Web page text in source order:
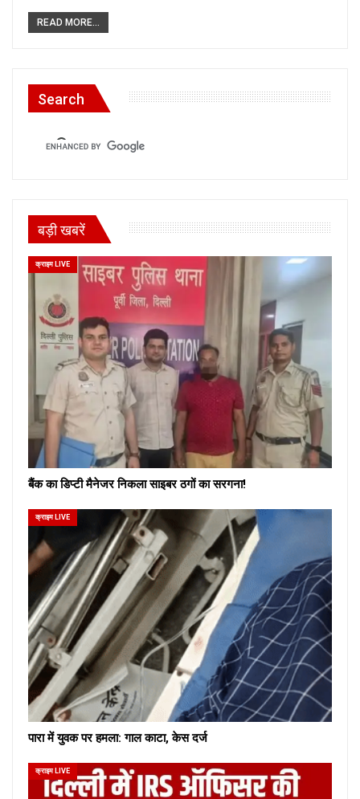
READ MORE...
Search
बड़ी खबरें
क्राइम LIVE
बैंक का डिप्टी मैनेजर निकला साइबर ठगों का सरगना!
क्राइम LIVE
पारा में युवक पर हमला: गाल काटा, केस दर्ज
क्राइम LIVE